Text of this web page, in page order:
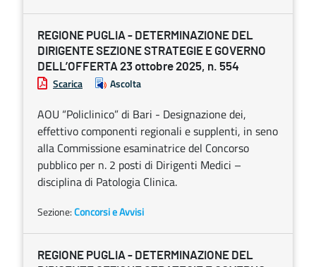
REGIONE PUGLIA - DETERMINAZIONE DEL
DIRIGENTE SEZIONE STRATEGIE E GOVERNO
DELL’OFFERTA 23 ottobre 2025, n. 554
Scarica Ascolta
AOU “Policlinico” di Bari - Designazione dei,
effettivo componenti regionali e supplenti, in seno
alla Commissione esaminatrice del Concorso
pubblico per n. 2 posti di Dirigenti Medici –
disciplina di Patologia Clinica.
Sezione:Concorsi e Avvisi
REGIONE PUGLIA - DETERMINAZIONE DEL